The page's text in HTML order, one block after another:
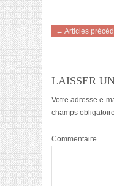
← Articles
LAISSER
Votre adresse e-
champs
Commentaire